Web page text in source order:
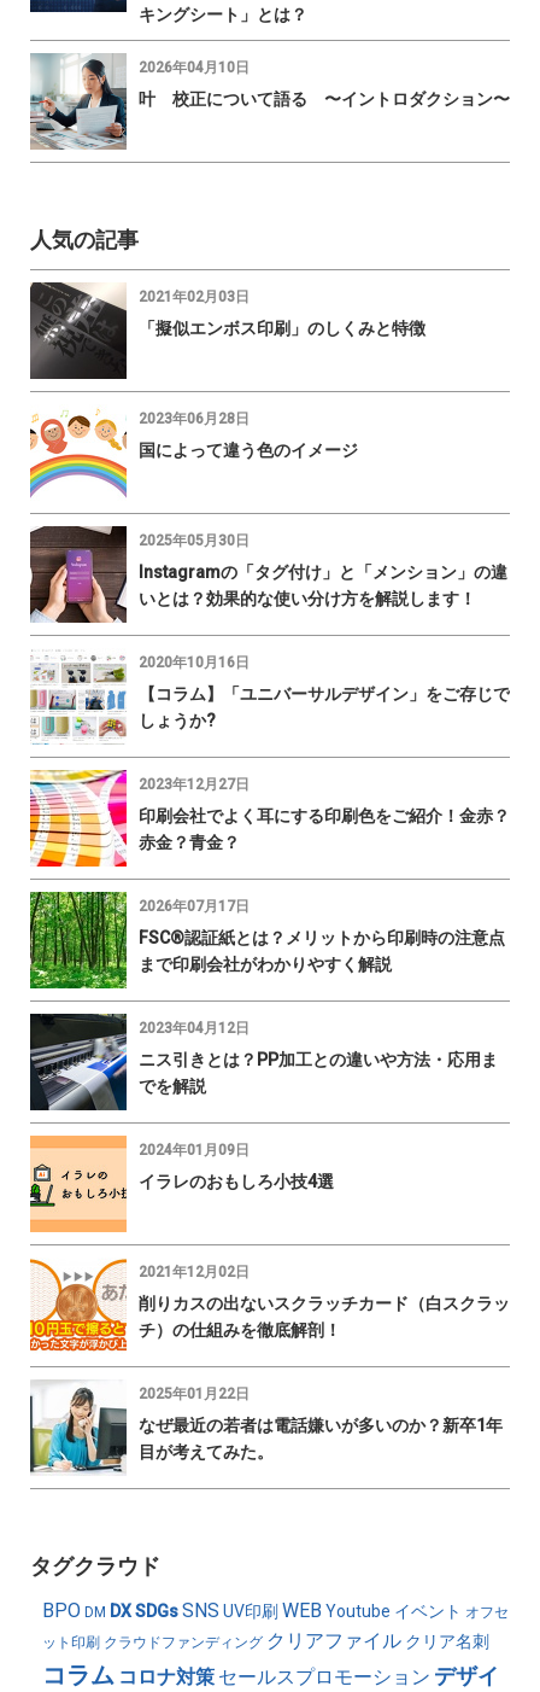
キングシート」とは？
2026年04月10日
叶 校正について語る 〜イントロダクション〜
人気の記事
2021年02月03日
「擬似エンボス印刷」のしくみと特徴
2023年06月28日
国によって違う色のイメージ
2025年05月30日
Instagramの「タグ付け」と「メンション」の違
いとは？効果的な使い分け方を解説します！
2020年10月16日
【コラム】「ユニバーサルデザイン」をご存じで
しょうか?
2023年12月27日
印刷会社でよく耳にする印刷色をご紹介！金赤？
赤金？青金？
2026年07月17日
FSC®認証紙とは？メリットから印刷時の注意点
まで印刷会社がわかりやすく解説
2023年04月12日
ニス引きとは？PP加工との違いや方法・応用ま
でを解説
2024年01月09日
イラレのおもしろ小技4選
2021年12月02日
削りカスの出ないスクラッチカード（白スクラッ
チ）の仕組みを徹底解剖！
2025年01月22日
なぜ最近の若者は電話嫌いが多いのか？新卒1年
目が考えてみた。
タグクラウド
BPO DM DXSDGsSNS UV印刷 WEB Youtube イベント オフセ
ット印刷 クラウドファンディング クリアファイル クリア名刺
コラム コロナ対策 セールスプロモーション デザイ